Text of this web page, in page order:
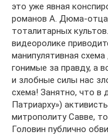
это уже явная
романов А. Дюма-
тоталитарных
видеоролике
манипулятивная
гонимые за правду, а
и злобные силы нас
схема! Занятно, что в
Патриарху»)
митрополиту Савве,
Головин публично